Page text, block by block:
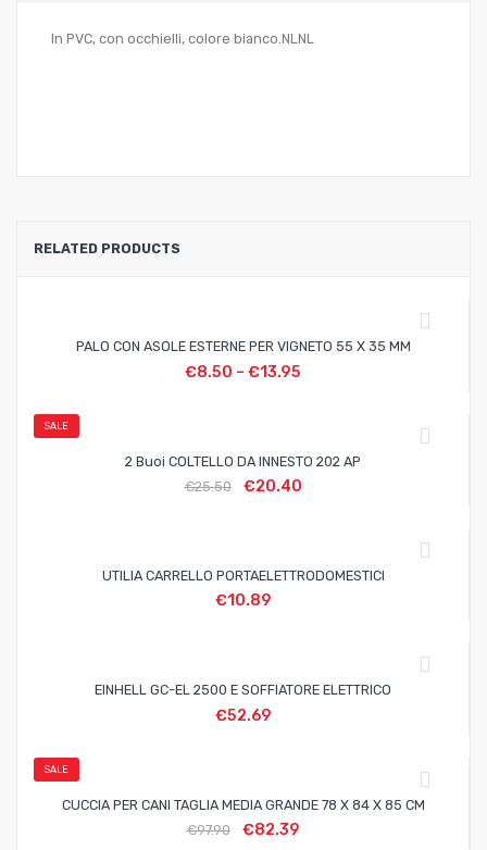
In PVC, con occhielli, colore bianco.NLNL
RELATED PRODUCTS
PALO CON ASOLE ESTERNE PER VIGNETO 55 X 35 MM
€8.50 – €13.95
SALE
2 Buoi COLTELLO DA INNESTO 202 AP
€25.50 €20.40
UTILIA CARRELLO PORTAELETTRODOMESTICI
€10.89
EINHELL GC-EL 2500 E SOFFIATORE ELETTRICO
€52.69
SALE
CUCCIA PER CANI TAGLIA MEDIA GRANDE 78 X 84 X 85 CM
€97.90 €82.39